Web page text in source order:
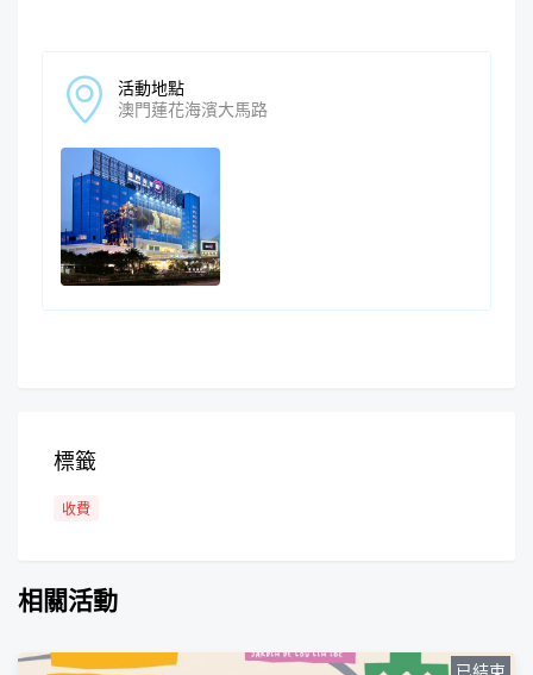
活動地點
澳門蓮花海濱大馬路
標籤
收費
相關活動
已結束